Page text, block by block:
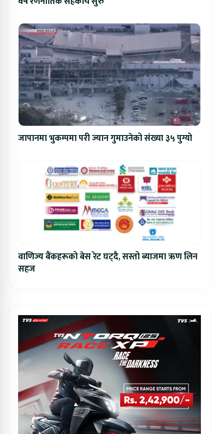
जापानमा भुकम्पमा परी ज्यान गुमाउनेको संख्या ३५ पुग्यो
वाणिज्य बैंकहरूको बेस रेट घट्दै, सस्तो ब्याजमा ऋण लिन
सहज